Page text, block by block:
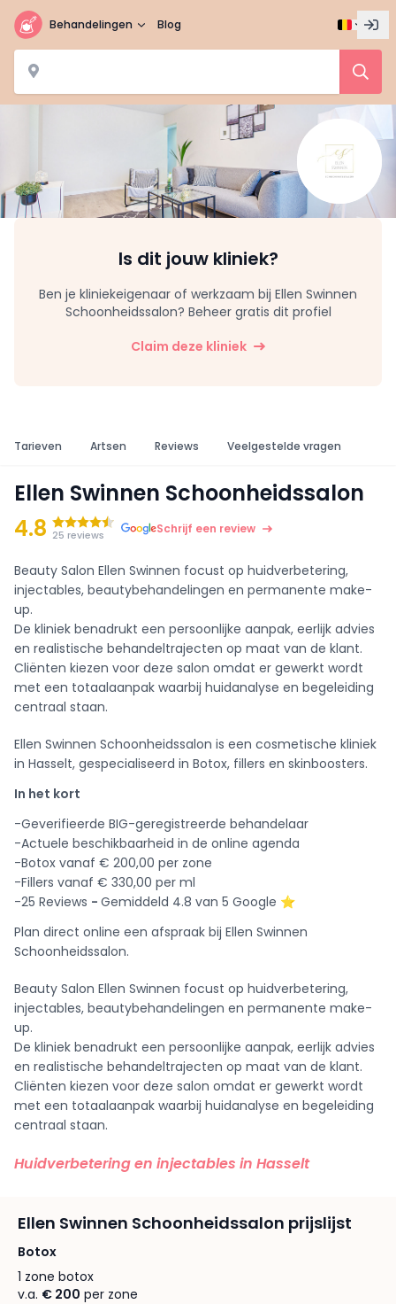
Behandelingen Blog
Is dit jouw kliniek?
Ben je kliniekeigenaar of werkzaam bij Ellen Swinnen
Schoonheidssalon? Beheer gratis dit profiel
Claim deze kliniek
Tarieven Artsen Reviews Veelgestelde vragen
Ellen Swinnen Schoonheidssalon
4.8 25 reviews Schrijf een review
Beauty Salon Ellen Swinnen focust op huidverbetering,
injectables, beautybehandelingen en permanente make-
up.
De kliniek benadrukt een persoonlijke aanpak, eerlijk advies
en realistische behandeltrajecten op maat van de klant.
Cliënten kiezen voor deze salon omdat er gewerkt wordt
met een totaalaanpak waarbij huidanalyse en begeleiding
centraal staan.
Ellen Swinnen Schoonheidssalon is een cosmetische kliniek
in Hasselt, gespecialiseerd in Botox, fillers en skinboosters.
In het kort
-Geverifieerde BIG-geregistreerde behandelaar
-Actuele beschikbaarheid in de online agenda
-Botox vanaf € 200,00 per zone
-Fillers vanaf € 330,00 per ml
-25 Reviews - Gemiddeld 4.8 van 5 Google ⭐️
Plan direct online een afspraak bij Ellen Swinnen
Schoonheidssalon.
Beauty Salon Ellen Swinnen focust op huidverbetering,
injectables, beautybehandelingen en permanente make-
up.
De kliniek benadrukt een persoonlijke aanpak, eerlijk advies
en realistische behandeltrajecten op maat van de klant.
Cliënten kiezen voor deze salon omdat er gewerkt wordt
met een totaalaanpak waarbij huidanalyse en begeleiding
centraal staan.
Huidverbetering en injectables in Hasselt
Ellen Swinnen Schoonheidssalon prijslijst
Botox
1 zone botox
v.a. € 200 per zone